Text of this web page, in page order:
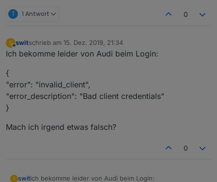
T 1 Antwort 0
S
Offline
switschrieb am 15. Dez. 2019, 21:34
zuletzt editiert von
Ich bekomme leider von Audi beim Login:
{
"error": "invalid_client",
"error_description": "Bad client credentials"
}
Mach ich irgend etwas falsch?
0
S switIch bekomme leider von Audi beim Login: